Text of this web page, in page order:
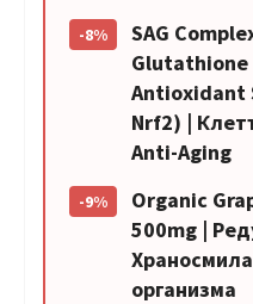
-8%
SAG
Glutathione
Antioxidant
Nrf2) |
Anti-Aging
-9%
Organic
500mg |
организма